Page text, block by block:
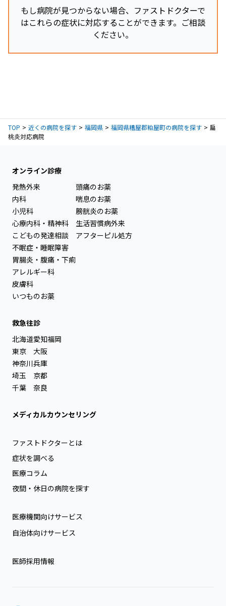
もし病院が見つからない場合、ファストドクターで
はこれらの症状に対応することができます。ご相談
ください。
TOP 近くの病院を探す 福岡県 福岡県糟屋郡粕屋町の病院を探す
扁
桃炎対応病院
オンライン診療
発熱外来
内科
小児科
心療内科・精神科
こどもの発達相談
不眠症・睡眠障害
胃腸炎・腹痛・下痢
アレルギー科
皮膚科
いつものお薬
頭痛のお薬
喘息のお薬
膀胱炎のお薬
生活習慣病外来
アフターピル処方
救急往診
北海道
東京
神奈川
埼玉
千葉
愛知
大阪
兵庫
京都
奈良
福岡
メディカルカウンセリング
ファストドクターとは
症状を調べる
医療コラム
夜間・休日の病院を探す
医療機関向けサービス
自治体向けサービス
医師採用情報